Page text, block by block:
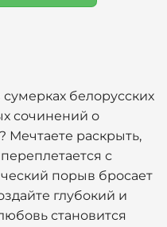
белорусских
сочинений о
Мечтаете раскрыть,
с
порыв бросает
глубокий и
становится